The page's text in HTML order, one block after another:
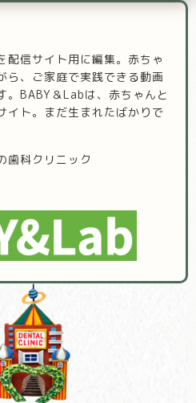
配信サイト用に編集。赤ちゃ
ら、ご家庭で実践できる動画
。BABY＆Labは、赤ちゃんと
イト。まだ生まれたばかりで
歯科クリニック